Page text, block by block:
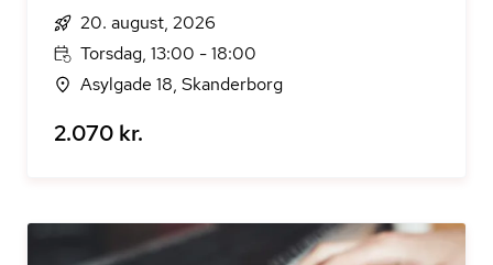
20. august, 2026
Torsdag, 13:00 - 18:00
Asylgade 18, Skanderborg
2.070 kr.